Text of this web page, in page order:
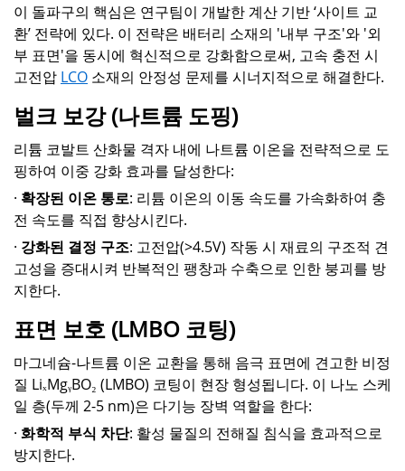
이 돌파구의 핵심은 연구팀이 개발한 계산 기반 ‘사이트 교
환’ 전략에 있다. 이 전략은 배터리 소재의 '내부 구조'와 '외
부 표면'을 동시에 혁신적으로 강화함으로써, 고속 충전 시
고전압 LCO 소재의 안정성 문제를 시너지적으로 해결한다.
벌크 보강 (나트륨 도핑)
리튬 코발트 산화물 격자 내에 나트륨 이온을 전략적으로 도
핑하여 이중 강화 효과를 달성한다:
· 확장된 이온 통로: 리튬 이온의 이동 속도를 가속화하여 충
전 속도를 직접 향상시킨다.
· 강화된 결정 구조: 고전압(>4.5V) 작동 시 재료의 구조적 견
고성을 증대시켜 반복적인 팽창과 수축으로 인한 붕괴를 방
지한다.
표면 보호 (LMBO 코팅)
마그네슘-나트륨 이온 교환을 통해 음극 표면에 견고한 비정
질 LiₓMgᵧBO₂ (LMBO) 코팅이 현장 형성됩니다. 이 나노 스케
일 층(두께 2-5 nm)은 다기능 장벽 역할을 한다:
· 화학적 부식 차단: 활성 물질의 전해질 침식을 효과적으로
방지한다.